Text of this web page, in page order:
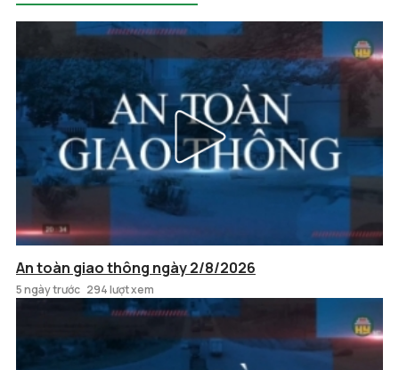
An toàn giao thông ngày 2/8/2026
5 ngày trước 294 lượt xem